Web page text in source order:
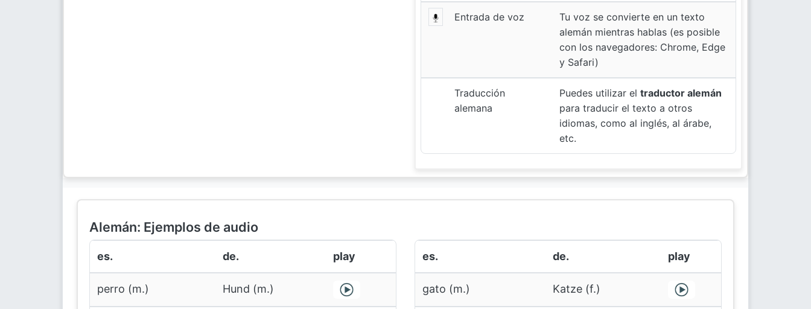
Entrada de voz
Tu voz se convierte en un texto
alemán mientras hablas (es posible
con los navegadores: Chrome, Edge
y Safari)
Traducción
alemana
Puedes utilizar eltraductor alemán
para traducir el texto a otros
idiomas, como al inglés, al árabe,
etc.
Alemán: Ejemplos de audio
es. de. play
perro (m.) Hund (m.)
es. de. play
gato (m.) Katze (f.)